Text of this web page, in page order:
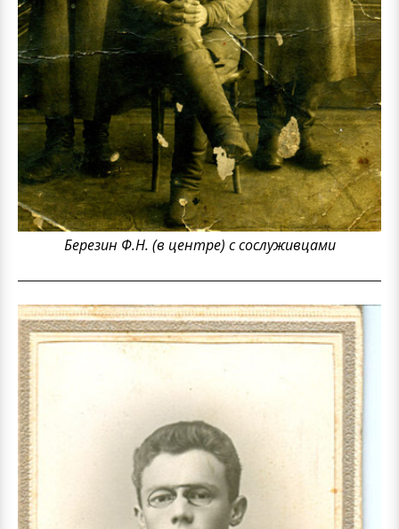
Березин Ф.Н. (в центре) с сослуживцами